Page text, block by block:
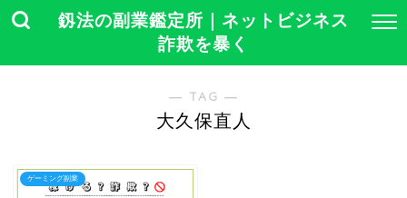
釼法の副業鑑定所｜ネットビジネス
詐欺を暴く
― TAG ―
大久保直人
ゲーミング副業